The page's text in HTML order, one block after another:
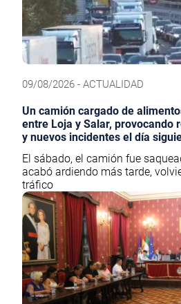
09/08/2026 - ACTUALIDAD
Un camión cargado de
entre Loja y Salar, provocando
y nuevos incidentes el día
El sábado, el camión fue
acabó ardiendo más tarde,
tráfico